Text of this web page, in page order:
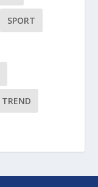
SPORT
TREND